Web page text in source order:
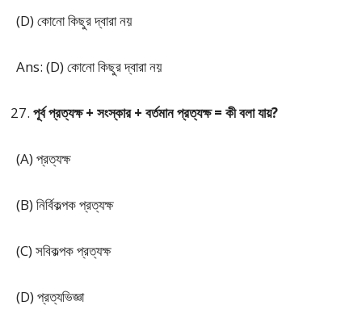
(D) কোনো কিছুর দ্বারা নয়
Ans: (D) কোনো কিছুর দ্বারা নয়
পূর্ব প্রত্যক্ষ + সংস্কার + বর্তমান প্রত্যক্ষ = কী বলা যায়?
(A) প্রত্যক্ষ
(B) নির্বিকল্পক প্রত্যক্ষ
(C) সবিকল্পক প্রত্যক্ষ
(D) প্রত্যভিজ্ঞা